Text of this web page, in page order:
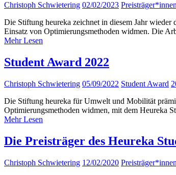
Christoph Schwietering 02/02/2023
Die Stiftung heureka zeichnet in diesem Jahr
Einsatz von Optimierungsmethoden widmen. Die
Mehr Lesen
Student Award 2022
Christoph Schwietering 05/09/2022 Student Award
Die Stiftung heureka für Umwelt und Mobilität
Optimierungsmethoden widmen, mit dem Heureka
Mehr Lesen
Die Preisträger des Heureka
Christoph Schwietering 12/02/2020 Preisträger*innen